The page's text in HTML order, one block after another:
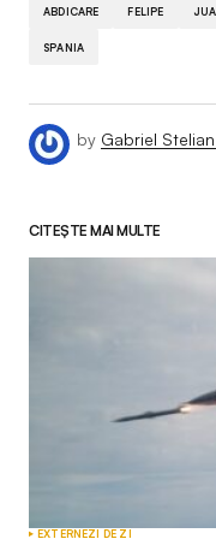
ABDICARE FELIPE
SPANIA
by Gabriel
CITEȘTE MAI MULTE
EXTERNEZI DE ZI